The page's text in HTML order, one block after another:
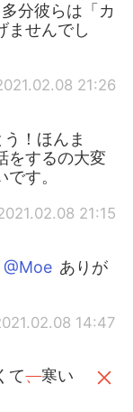
多分彼らは「カ
ませんでし
21:26
！ほんま
をするの大変
す。
21:15
@Moe ありが
14:47
て、寒い